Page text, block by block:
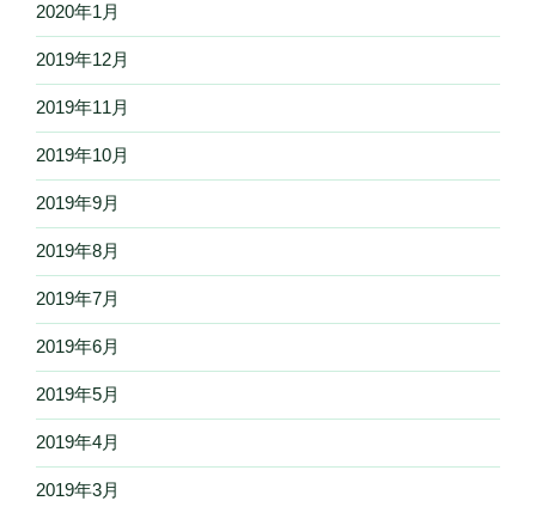
2020年1月
2019年12月
2019年11月
2019年10月
2019年9月
2019年8月
2019年7月
2019年6月
2019年5月
2019年4月
2019年3月